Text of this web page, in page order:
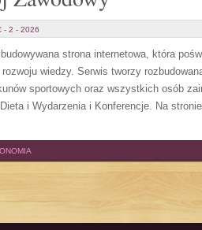
- 2 - 2026
strona internetowa, która
wiedzy. Serwis tworzy
sportowych oraz wszystkich osób
i Wydarzenia i Konferencje. Na